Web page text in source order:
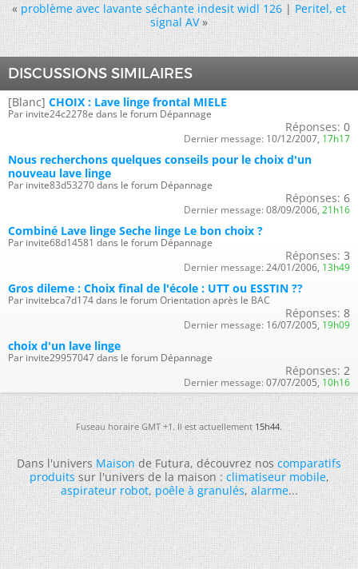
« problème avec lavante séchante indesit widl 126|Peritel, et
signal AV »
DISCUSSIONS SIMILAIRES
[Blanc] CHOIX : Lave linge frontal MIELE
Par invite24c2278e dans le forum Dépannage
Réponses: 0
Dernier message: 10/12/2007, 17h17
Nous recherchons quelques conseils pour le choix d'un
nouveau lave linge
Par invite83d53270 dans le forum Dépannage
Réponses: 6
Dernier message: 08/09/2006, 21h16
Combiné Lave linge Seche linge Le bon choix ?
Par invite68d14581 dans le forum Dépannage
Réponses: 3
Dernier message: 24/01/2006, 13h49
Gros dileme : Choix final de l'école : UTT ou ESSTIN ??
Par invitebca7d174 dans le forum Orientation après le BAC
Réponses: 8
Dernier message: 16/07/2005, 19h09
choix d'un lave linge
Par invite29957047 dans le forum Dépannage
Réponses: 2
Dernier message: 07/07/2005, 10h16
Fuseau horaire GMT +1. Il est actuellement15h44.
Dans l'universMaisonde Futura, découvrez noscomparatifs
produitssur l'univers de la maison :climatiseur mobile,
aspirateur robot,poêle à granulés,alarme...